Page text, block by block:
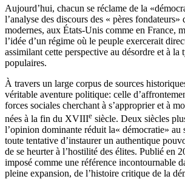
Aujourd’hui, chacun se réclame de la
l’analyse des discours des « pères fondateurs»
modernes, aux États-Unis comme en France,
l’idée d’un régime où le peuple exercerait
assimilant cette perspective au désordre et à la
populaires.
À travers un large corpus de sources
véritable aventure politique: celle
forces sociales cherchant à s’approprier et à
nées à la fin du XVIIIe siècle. Deux siècles
l’opinion dominante réduit la« démocratie» au
toute tentative d’instaurer un authentique
de se heurter à l’hostilité des élites. Publié en
imposé comme une référence incontournable
pleine expansion, de l’histoire critique de la